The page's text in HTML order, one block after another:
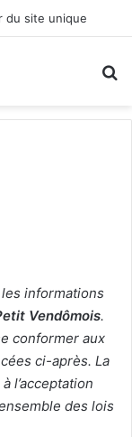
du site unique
informations
Vendômois.
conformer aux
ci-après. La
l’acceptation
des lois